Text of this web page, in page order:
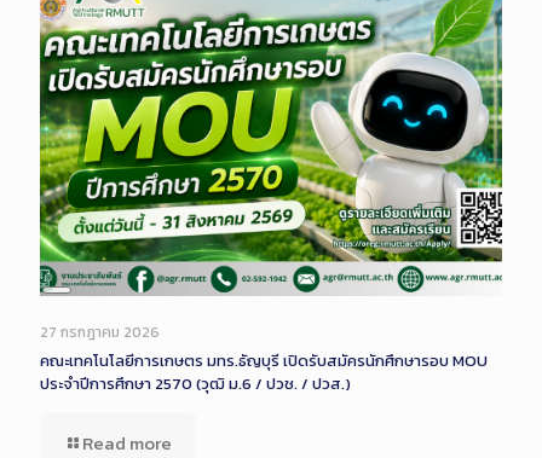
Long
Description
27 กรกฎาคม 2026
คณะเทคโนโลยีการเกษตร มทร.ธัญบุรี เปิดรับสมัครนักศึกษารอบ MOU
ประจำปีการศึกษา 2570 (วุฒิ ม.6 / ปวช. / ปวส.)
Read more